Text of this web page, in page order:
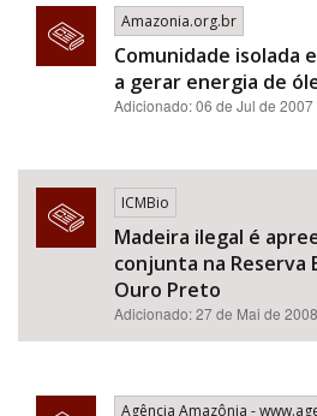
Amazonia.org.br
Comunidade isolada
a gerar energia de
Adicionado: 06 de Jul de
ICMBio
Madeira ilegal é
conjunta na Reserva
Ouro Preto
Adicionado: 27 de Mai de
Agência Amazônia -